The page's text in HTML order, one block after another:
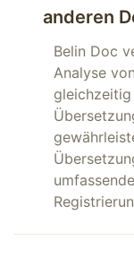
anderen
Belin Doc
Analyse